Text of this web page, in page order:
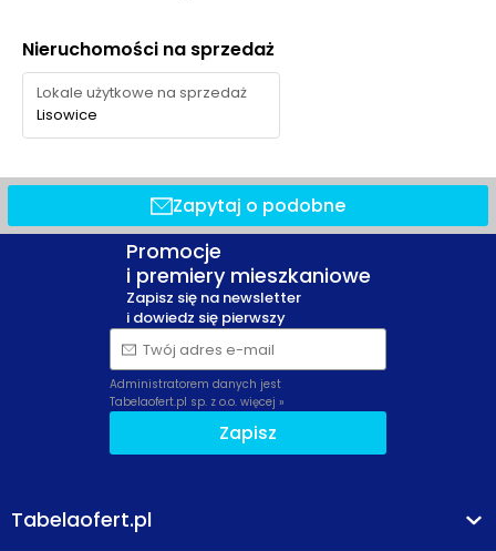
Nieruchomości na sprzedaż
Lokale użytkowe na sprzedaż
Lisowice
Zapytaj o podobne
Promocje
i premiery mieszkaniowe
Zapisz się na newsletter
i dowiedz się pierwszy
Twój adres e-mail
Administratorem danych jest
Tabelaofert.pl sp. z o.o. więcej »
Zapisz
Tabelaofert.pl